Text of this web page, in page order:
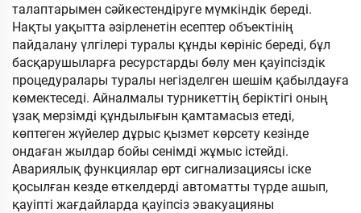
талаптарымен сәйкестендіруге мүмкіндік береді.
Нақты уақытта әзірленетін есептер объектінің
пайдалану үлгілері туралы құнды көрініс береді, бұл
басқарушыларға ресурстарды бөлу мен қауіпсіздік
процедуралары туралы негізделген шешім қабылдауға
көмектеседі. Айналмалы турникеттің беріктігі оның
ұзақ мерзімді құндылығын қамтамасыз етеді,
көптеген жүйелер дұрыс қызмет көрсету кезінде
ондаған жылдар бойы сенімді жұмыс істейді.
Авариялық функциялар өрт сигнализациясы іске
қосылған кезде өткелдерді автоматты түрде ашып,
қауіпті жағдайларда қауіпсіз эвакуацияны